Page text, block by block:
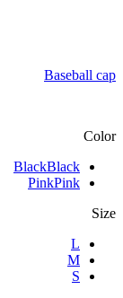
Baseball cap
Color
BlackBlack
PinkPink
Size
L
M
S